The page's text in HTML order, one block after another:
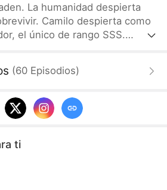
La humanidad despierta
Camilo despierta como
el único de rango SSS.
Contrata el esqueleto de T-
Su poder se dispara. Supera
domaban bestias comunes.
(60 Episodios)
ti